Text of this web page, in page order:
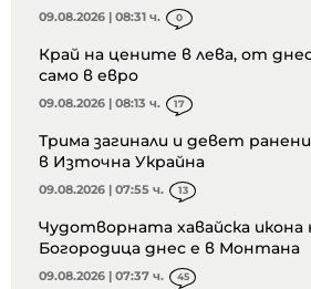
09.08.2026 | 08:31 ч. 0
Край на цените в лева, от
само в евро
09.08.2026 | 08:13 ч. 17
Трима загинали и девет
в Източна Украйна
09.08.2026 | 07:55 ч. 13
Чудотворната хавайска
Богородица днес е в Монтана
09.08.2026 | 07:37 ч. 45